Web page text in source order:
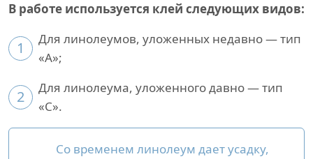
В работе используется клей следующих видов:
1
Для линолеумов, уложенных недавно — тип
«A»;
2
Для линолеума, уложенного давно — тип
«С».
Со временем линолеум дает усадку,